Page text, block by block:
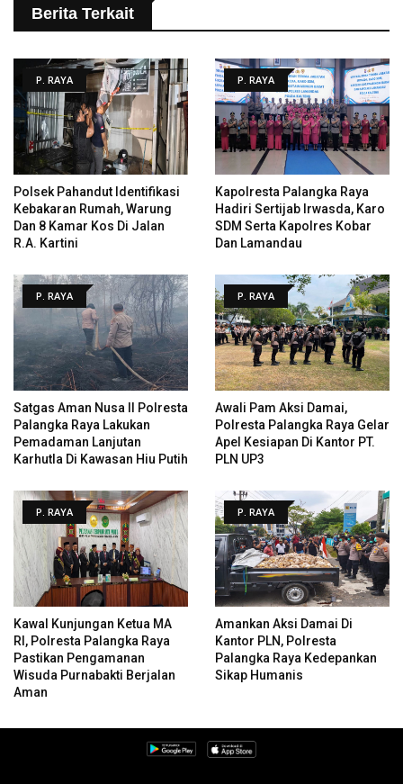
Berita Terkait
P. RAYA
Polsek Pahandut Identifikasi
Kebakaran Rumah, Warung
Dan 8 Kamar Kos Di Jalan
R.A. Kartini
P. RAYA
Kapolresta Palangka Raya
Hadiri Sertijab Irwasda, Karo
SDM Serta Kapolres Kobar
Dan Lamandau
P. RAYA
Satgas Aman Nusa II Polresta
Palangka Raya Lakukan
Pemadaman Lanjutan
Karhutla Di Kawasan Hiu Putih
P. RAYA
Awali Pam Aksi Damai,
Polresta Palangka Raya Gelar
Apel Kesiapan Di Kantor PT.
PLN UP3
P. RAYA
Kawal Kunjungan Ketua MA
RI, Polresta Palangka Raya
Pastikan Pengamanan
Wisuda Purnabakti Berjalan
Aman
P. RAYA
Amankan Aksi Damai Di
Kantor PLN, Polresta
Palangka Raya Kedepankan
Sikap Humanis